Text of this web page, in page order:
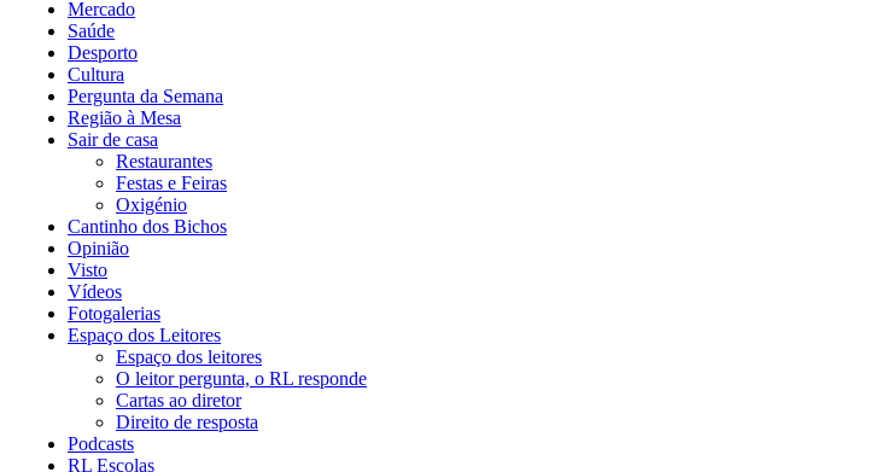
Mercado
Saúde
Desporto
Cultura
Pergunta da Semana
Região à Mesa
Sair de casa
Restaurantes
Festas e Feiras
Oxigénio
Cantinho dos Bichos
Opinião
Visto
Vídeos
Fotogalerias
Espaço dos Leitores
Espaço dos leitores
O leitor pergunta, o RL responde
Cartas ao diretor
Direito de resposta
Podcasts
RL Escolas